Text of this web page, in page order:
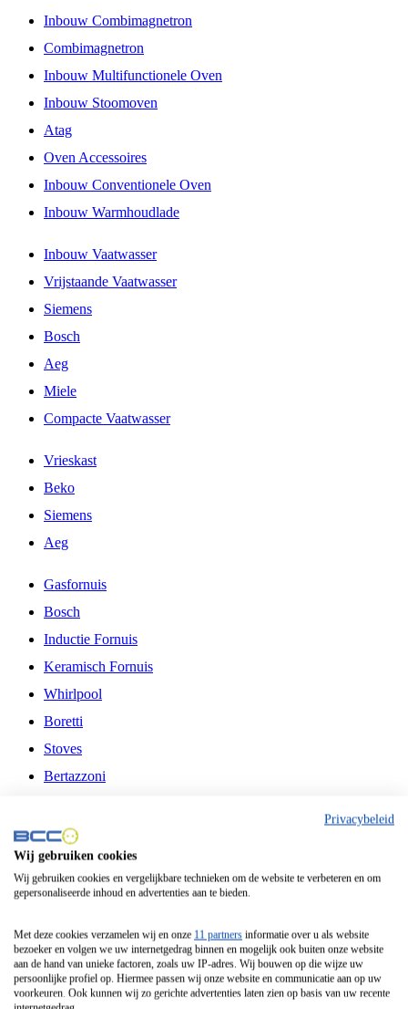
Inbouw Combimagnetron
Combimagnetron
Inbouw Multifunctionele Oven
Inbouw Stoomoven
Atag
Oven Accessoires
Inbouw Conventionele Oven
Inbouw Warmhoudlade
Inbouw Vaatwasser
Vrijstaande Vaatwasser
Siemens
Bosch
Aeg
Miele
Compacte Vaatwasser
Vrieskast
Beko
Siemens
Aeg
Gasfornuis
Bosch
Inductie Fornuis
Keramisch Fornuis
Whirlpool
Boretti
Stoves
Bertazzoni
Fitelli
Airfryer
Frituurpan
Contactgrill
Broodbakmachine
Broodrooster
Privacybeleid
Wij gebruiken cookies
Wij gebruiken cookies en vergelijkbare technieken om de website te verbeteren en om
gepersonaliseerde inhoud en advertenties aan te bieden.
Met deze cookies verzamelen wij en onze 11 partners informatie over u als website
bezoeker en volgen we uw internetgedrag binnen en mogelijk ook buiten onze website
aan de hand van unieke factoren, zoals uw IP-adres. Wij bouwen op die wijze uw
persoonlijke profiel op. Hiermee passen wij onze website en communicatie aan op uw
voorkeuren. Ook kunnen wij zo gerichte advertenties laten zien op basis van uw recente